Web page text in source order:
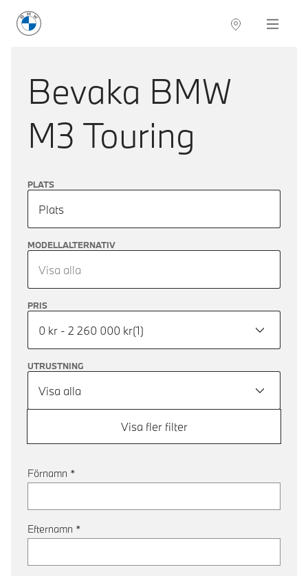
BMW Sverige Navigation
Bevaka BMW
M3 Touring
PLATS
Plats
MODELLALTERNATIV
Visa alla
PRIS
0 kr - 2 260 000 kr(1)
UTRUSTNING
Visa alla
Visa fler filter
Förnamn *
Efternamn *